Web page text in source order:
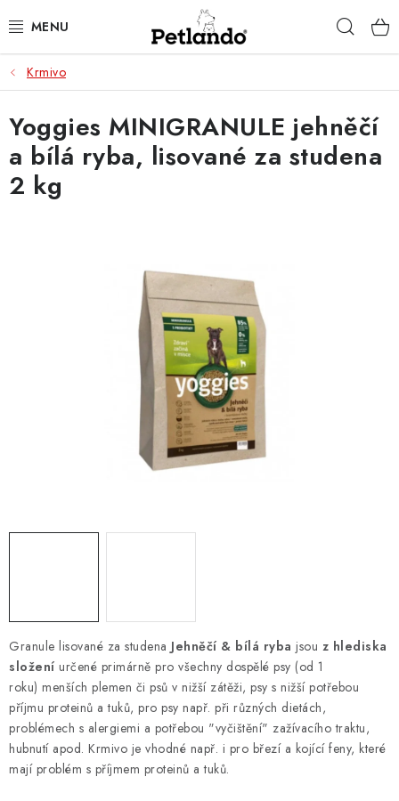
na
PRO PSY
PRO KOČKY
PRO PÁNÍČKY
Krmivo
Granule lisované za studena Jehněčí & bílá ryba jsou z hlediska
složení určené primárně pro všechny dospělé psy (od 1
roku) menších plemen či psů v nižší zátěži, psy s nižší potřebou
příjmu proteinů a tuků, pro psy např. při různých dietách,
problémech s alergiemi a potřebou "vyčištění" zažívacího traktu,
hubnutí apod. Krmivo je vhodné např. i pro březí a kojící feny, které
mají problém s příjmem proteinů a tuků.
Yoggies MINIGRANULE jehněčí
a bílá ryba, lisované za studena
2 kg